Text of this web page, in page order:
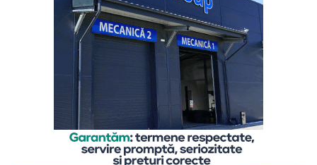
sprijiniți emoțional. De aceea comunicarea cu părinții este
esențială, chiar și de la distanță, pentru că ea îi dă
copilului sentimentul de siguranță de care are atâta
explică
Gabriela Alexandrescu, Președinte
Executiv Salvați Copiii România.
În acest context, Organizația Salvați Copiii România
lansează activitățile din cadrul ediției 2026 a proiectului
„Sună-i zilnic! Conexiune dincolo de granițe”, finanțat de
Departamentul pentru Românii de Pretutindeni și adresat